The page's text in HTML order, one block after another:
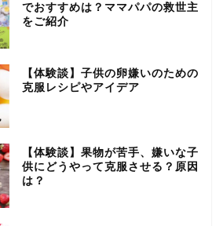
でおすすめは？ママパパの救世主
をご紹介
【体験談】子供の卵嫌いのための
克服レシピやアイデア
【体験談】果物が苦手、嫌いな子
供にどうやって克服させる？原因
は？